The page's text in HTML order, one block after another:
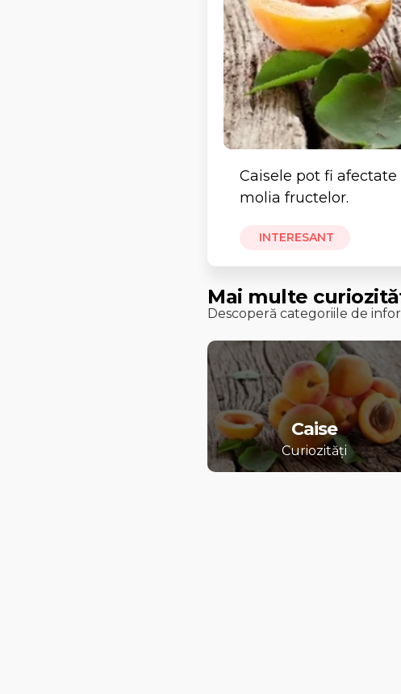
Caisele pot fi
molia fructelor.
INTERESANT
Mai multe
Descoperă categoriile de
Caise
Curiozități